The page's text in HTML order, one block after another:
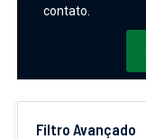
contato.
Filtro Avançado